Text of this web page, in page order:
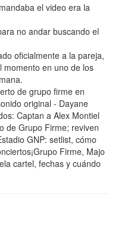
el video era la
no andar buscando el
oficialmente a la pareja,
momento en uno de los
de grupo firme en
original - Dayane
Captan a Alex Montiel
de Grupo Firme; reviven
GNP: setlist, cómo
Firme, Majo
cartel, fechas y cuándo